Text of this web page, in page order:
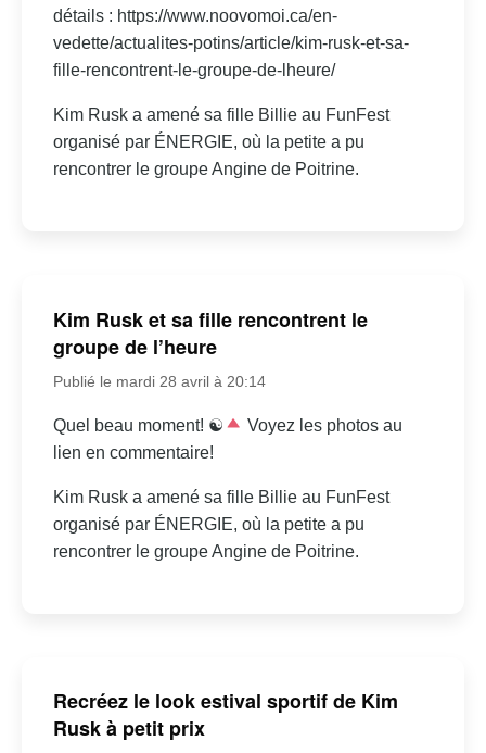
détails : https://www.noovomoi.ca/en-
vedette/actualites-potins/article/kim-rusk-et-sa-
fille-rencontrent-le-groupe-de-lheure/
Kim Rusk a amené sa fille Billie au FunFest
organisé par ÉNERGIE, où la petite a pu
rencontrer le groupe Angine de Poitrine.
Kim Rusk et sa fille rencontrent le
groupe de l’heure
Publié le mardi 28 avril à 20:14
Quel beau moment! ☯
Voyez les photos au
lien en commentaire!
Kim Rusk a amené sa fille Billie au FunFest
organisé par ÉNERGIE, où la petite a pu
rencontrer le groupe Angine de Poitrine.
Recréez le look estival sportif de Kim
Rusk à petit prix